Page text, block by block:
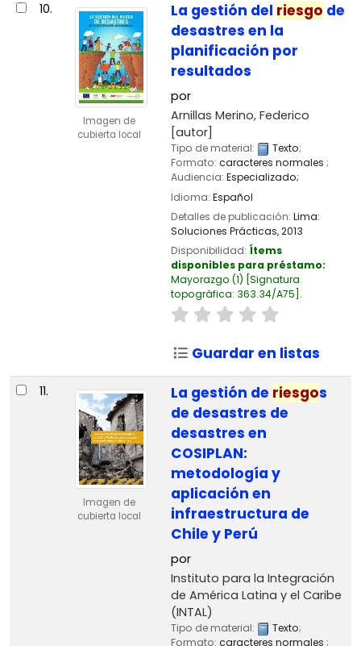
10.
Imagen de
cubierta local
La gestión del riesgo de
desastres en la
planificación por
resultados
por
Arnillas Merino, Federico
[autor]
Tipo de material: Texto;
Formato: caracteres normales ;
Audiencia: Especializado;
Idioma: Español
Detalles de publicación: Lima:
Soluciones Prácticas,2013
Disponibilidad: Ítems
disponibles para préstamo:
Mayorazgo (1) Signatura
topográfica: 363.34/A75 .
Guardar en listas
11.
Imagen de
cubierta local
La gestión de riesgos
de desastres de
desastres en
COSIPLAN:
metodología y
aplicación en
infraestructura de
Chile y Perú
por
Instituto para la Integración
de América Latina y el Caribe
(INTAL)
Tipo de material: Texto;
Formato: caracteres normales ;